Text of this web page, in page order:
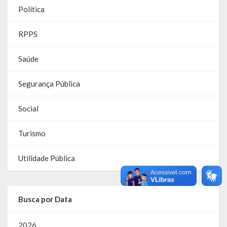
RPPS
RREO
PPA
LOA
Apresentação
Política
RPPS
Saúde
Segurança Pública
Social
Turismo
Utilidade Pública
Busca por Data
2026